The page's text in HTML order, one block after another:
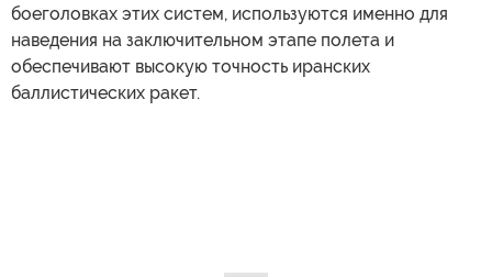
боеголовках этих систем, используются именно для
наведения на заключительном этапе полета и
обеспечивают высокую точность иранских
баллистических ракет.